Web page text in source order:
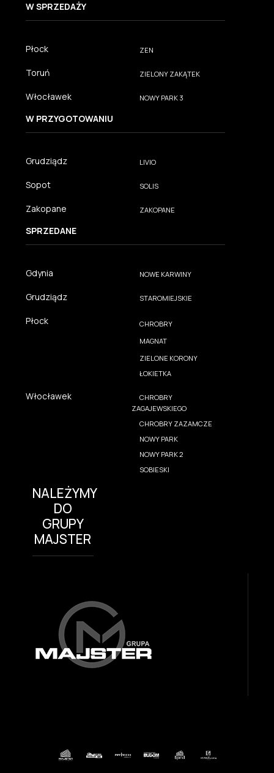
W SPRZEDAŻY
Płock ZEN
Toruń ZIELONY ZAKĄTEK
Włocławek NOWY PARK 3
W PRZYGOTOWANIU
Grudziądz LIVIO
Sopot SOLIS
Zakopane ZAKOPANE
SPRZEDANE
Gdynia NOWE KARWINY
Grudziądz STAROMIEJSKIE
Płock
CHROBRY
MAGNAT
ZIELONE KORONY
ŁOKIETKA
Włocławek
CHROBRY
ZAGAJEWSKIEGO
CHROBRY ZAZAMCZE
NOWY PARK
NOWY PARK 2
SOBIESKI
NALEŻYMY
DO
GRUPY
MAJSTER